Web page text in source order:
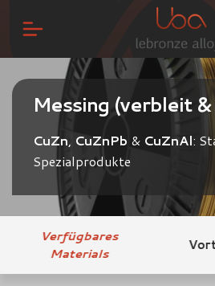
Messing (verbleit
CuZn, CuZnPb & CuZnAl:
Spezialprodukte
Verfügbares
Materials